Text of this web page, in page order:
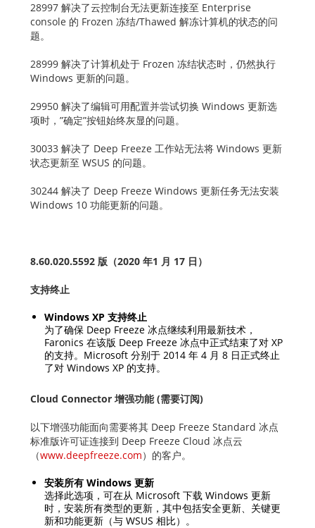
28997 解决了云控制台无法更新连接至 Enterprise
console 的 Frozen 冻结/Thawed 解冻计算机的状态的问
题。
28999 解决了计算机处于 Frozen 冻结状态时，仍然执行
Windows 更新的问题。
29950 解决了编辑可用配置并尝试切换 Windows 更新选
项时，”确定”按钮始终灰显的问题。
30033 解决了 Deep Freeze 工作站无法将 Windows 更新
状态更新至 WSUS 的问题。
30244 解决了 Deep Freeze Windows 更新任务无法安装
Windows 10 功能更新的问题。
8.60.020.5592 版（2020 年1 月 17 日）
支持终止
Windows XP 支持终止
为了确保 Deep Freeze 冰点继续利用最新技术，
Faronics 在该版 Deep Freeze 冰点中正式结束了对 XP
的支持。Microsoft 分别于 2014 年 4 月 8 日正式终止
了对 Windows XP 的支持。
Cloud Connector 增强功能 (需要订阅)
以下增强功能面向需要将其 Deep Freeze Standard 冰点
标准版许可证连接到 Deep Freeze Cloud 冰点云
（www.deepfreeze.com）的客户。
安装所有 Windows 更新
选择此选项，可在从 Microsoft 下载 Windows 更新
时，安装所有类型的更新，其中包括安全更新、关键更
新和功能更新（与 WSUS 相比）。